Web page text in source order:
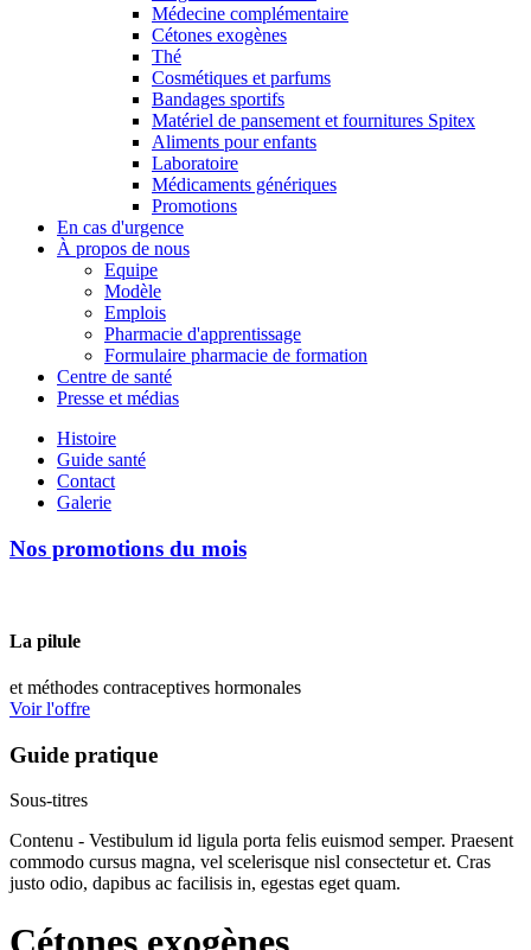
Médecine complémentaire
Cétones exogènes
Thé
Cosmétiques et parfums
Bandages sportifs
Matériel de pansement et fournitures Spitex
Aliments pour enfants
Laboratoire
Médicaments génériques
Promotions
En cas d'urgence
À propos de nous
Equipe
Modèle
Emplois
Pharmacie d'apprentissage
Formulaire pharmacie de formation
Centre de santé
Presse et médias
Histoire
Guide santé
Contact
Galerie
Nos promotions du mois
La pilule
et méthodes contraceptives hormonales
Voir l'offre
Guide pratique
Sous-titres
Contenu - Vestibulum id ligula porta felis euismod semper. Praesent
commodo cursus magna, vel scelerisque nisl consectetur et. Cras
justo odio, dapibus ac facilisis in, egestas eget quam.